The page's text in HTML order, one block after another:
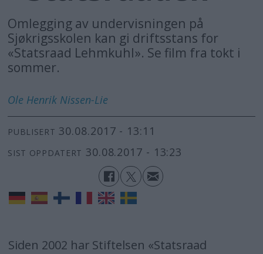
Omlegging av undervisningen på
Sjøkrigsskolen kan gi driftsstans for
«Statsraad Lehmkuhl». Se film fra tokt i
sommer.
Ole Henrik Nissen-Lie
PUBLISERT 30.08.2017 - 13:11
SIST OPPDATERT 30.08.2017 - 13:23
Siden 2002 har Stiftelsen «Statsraad